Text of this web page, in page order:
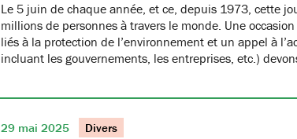
Le 5 juin de chaque année, et ce, depuis 1973, cette
millions de personnes à travers le monde. Une
liés à la protection de l’environnement et un appel à
incluant les gouvernements, les entreprises, etc.)
29 mai 2025 Divers